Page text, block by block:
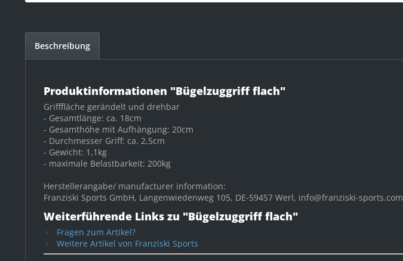
Beschreibung
Produktinformationen "Bügelzuggriff flach"
Grifffläche gerändelt und drehbar
- Gesamtlänge: ca. 18cm
- Gesamthöhe mit Aufhängung: 20cm
- Durchmesser Griff: ca. 2,5cm
- Gewicht: 1,1kg
- maximale Belastbarkeit: 200kg
Herstellerangabe/ manufacturer information:
Franziski Sports GmbH, Langenwiedenweg 105, DE-59457 Werl, info@franziski-sports.com
Weiterführende Links zu "Bügelzuggriff flach"
Fragen zum Artikel?
Weitere Artikel von Franziski Sports